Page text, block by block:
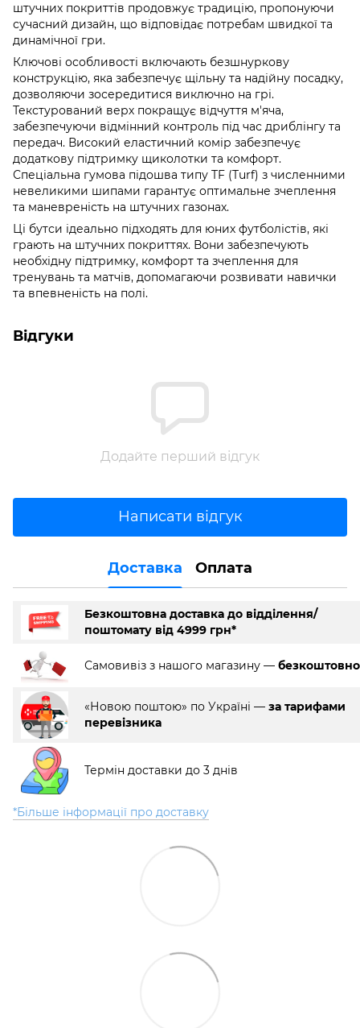
штучних покриттів продовжує традицію, пропонуючи
сучасний дизайн, що відповідає потребам швидкої та
динамічної гри.
Ключові особливості включають безшнуркову
конструкцію, яка забезпечує щільну та надійну посадку,
дозволяючи зосередитися виключно на грі.
Текстурований верх покращує відчуття м'яча,
забезпечуючи відмінний контроль під час дриблінгу та
передач. Високий еластичний комір забезпечує
додаткову підтримку щиколотки та комфорт.
Спеціальна гумова підошва типу TF (Turf) з численними
невеликими шипами гарантує оптимальне зчеплення
та маневреність на штучних газонах.
Ці бутси ідеально підходять для юних футболістів, які
грають на штучних покриттях. Вони забезпечують
необхідну підтримку, комфорт та зчеплення для
тренувань та матчів, допомагаючи розвивати навички
та впевненість на полі.
Відгуки
Додайте перший відгук
Написати відгук
Доставка Оплата
Безкоштовна доставка до відділення/
поштомату від 4999 грн*
Самовивіз з нашого магазину — безкоштовно
«Новою поштою» по Україні — за тарифами
перевізника
Термін доставки до 3 днів
*Більше інформації про доставку